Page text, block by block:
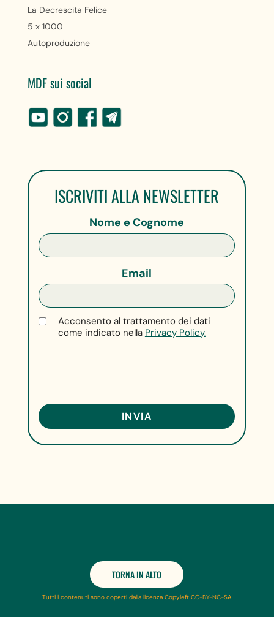
La Decrescita Felice
5 x 1000
Autoproduzione
MDF sui social
ISCRIVITI ALLA NEWSLETTER
Nome e Cognome
Email
Acconsento al trattamento dei dati
come indicato nella Privacy Policy.
TORNA IN ALTO
Tutti i contenuti sono coperti dalla licenza Copyleft CC-BY-NC-SA